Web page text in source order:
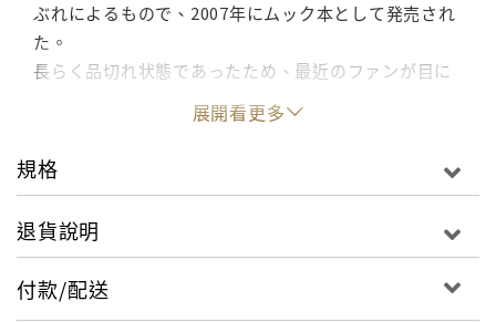
ぶれによるもので、2007年にムック本として発売され
た。
長らく品切れ状態であったため、最近のファンが目に
する機会の少なかった本書が刊行から10年を経て復刻!
2007年刊行の「牙狼魔戒騎士列伝 鋼の咆哮」の内容
に、
2017年版の「魔戒可動」「S.H.Figuarts」をはじめと
アイテムを特集したパートを追加。
覧で見ることができる書籍として生まれ変わりまし
展開看更多
規格
退貨說明
付款/配送